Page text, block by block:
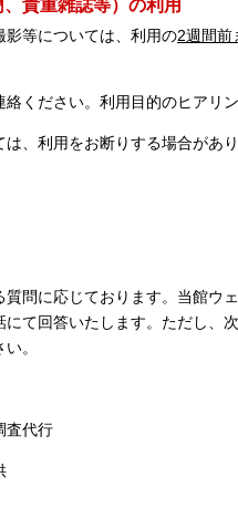
貴重雑誌等）の利用
等については、利用の2週間前
ください。利用目的のヒアリ
、利用をお断りする場合があ
問に応じております。当館ウ
て回答いたします。ただし、
。
査代行